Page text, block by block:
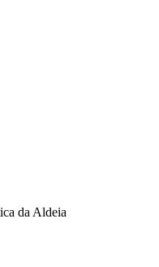
da Aldeia